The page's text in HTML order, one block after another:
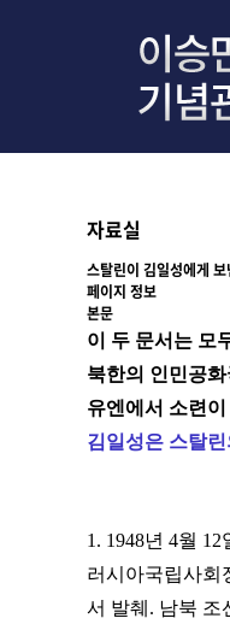
자료실
스탈린이 김일성에게
페이지 정보
본문
이 두 문서는 모
북한의 인민공
유엔에서 소련
김일성은 스탈
1. 1948년 4월
러시아국립사회
서 발췌. 남북 조